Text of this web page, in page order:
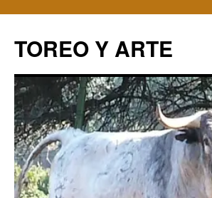
TOREO Y ARTE